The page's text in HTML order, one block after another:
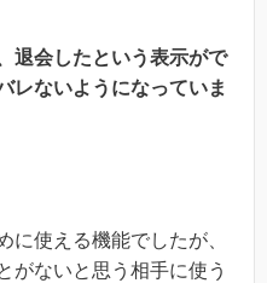
退会したという表示がで
レないようになっていま
に使える機能でしたが、
がないと思う相手に使う